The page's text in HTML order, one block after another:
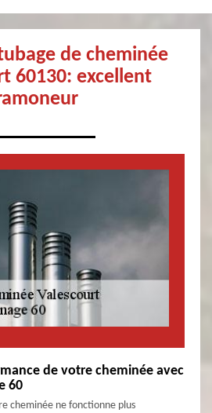
de cheminée
60130: excellent
de votre cheminée avec
60
cheminée ne fonctionne plus